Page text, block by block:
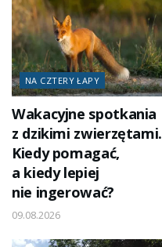
NA CZTERY ŁAPY
Wakacyjne spotkania
z dzikimi zwierzętami.
Kiedy pomagać,
a kiedy lepiej
nie ingerować?
09.08.2026